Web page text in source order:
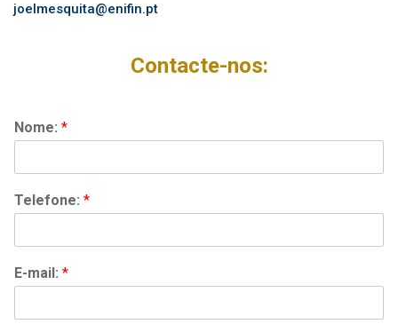
joelmesquita@enifin.pt
Contacte-nos:
Nome: *
Telefone: *
E-mail: *